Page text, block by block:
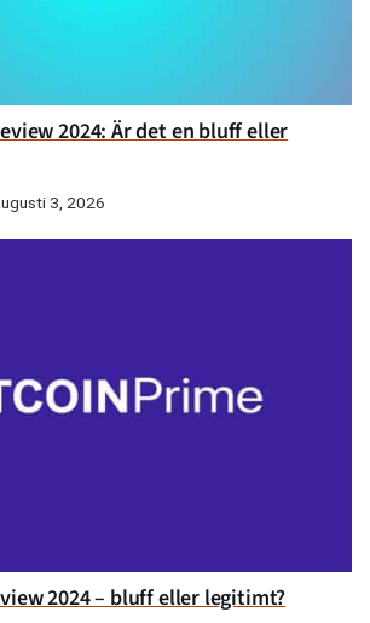
2024: Är det en bluff eller
3, 2026
2024 – bluff eller legitimt?